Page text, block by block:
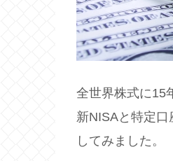
全世界株式に15
新NISAと特定
してみました。